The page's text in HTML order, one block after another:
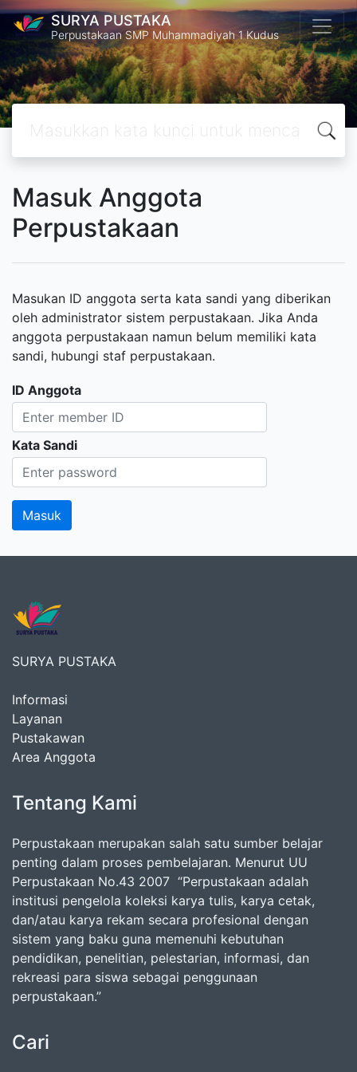
SURYA PUSTAKA
Perpustakaan SMP Muhammadiyah 1 Kudus
Masuk Anggota
Perpustakaan
Masukan ID anggota serta kata sandi yang diberikan
oleh administrator sistem perpustakaan. Jika Anda
anggota perpustakaan namun belum memiliki kata
sandi, hubungi staf perpustakaan.
ID Anggota
Kata Sandi
SURYA PUSTAKA
Informasi
Layanan
Pustakawan
Area Anggota
Tentang Kami
Perpustakaan merupakan salah satu sumber belajar
penting dalam proses pembelajaran. Menurut UU
Perpustakaan No.43 2007 “Perpustakaan adalah
institusi pengelola koleksi karya tulis, karya cetak,
dan/atau karya rekam secara profesional dengan
sistem yang baku guna memenuhi kebutuhan
pendidikan, penelitian, pelestarian, informasi, dan
rekreasi para siswa sebagai penggunaan
perpustakaan.”
Cari